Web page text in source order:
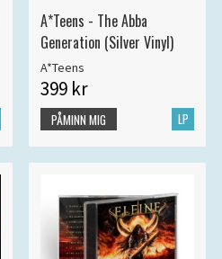
A*Teens - The Abba
Generation (Silver Vinyl)
A*Teens
399 kr
LP
PÅMINN MIG